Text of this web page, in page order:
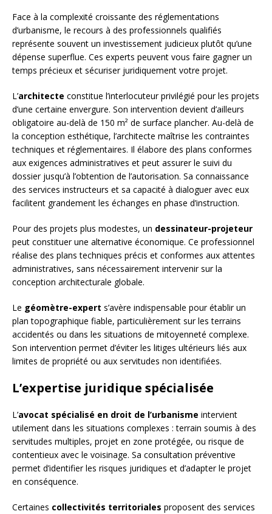
Face à la complexité croissante des réglementations
d’urbanisme, le recours à des professionnels qualifiés
représente souvent un investissement judicieux plutôt qu’une
dépense superflue. Ces experts peuvent vous faire gagner un
temps précieux et sécuriser juridiquement votre projet.
L’architecte constitue l’interlocuteur privilégié pour les projets
d’une certaine envergure. Son intervention devient d’ailleurs
obligatoire au-delà de 150 m² de surface plancher. Au-delà de
la conception esthétique, l’architecte maîtrise les contraintes
techniques et réglementaires. Il élabore des plans conformes
aux exigences administratives et peut assurer le suivi du
dossier jusqu’à l’obtention de l’autorisation. Sa connaissance
des services instructeurs et sa capacité à dialoguer avec eux
facilitent grandement les échanges en phase d’instruction.
Pour des projets plus modestes, un dessinateur-projeteur
peut constituer une alternative économique. Ce professionnel
réalise des plans techniques précis et conformes aux attentes
administratives, sans nécessairement intervenir sur la
conception architecturale globale.
Le géomètre-expert s’avère indispensable pour établir un
plan topographique fiable, particulièrement sur les terrains
accidentés ou dans les situations de mitoyenneté complexe.
Son intervention permet d’éviter les litiges ultérieurs liés aux
limites de propriété ou aux servitudes non identifiées.
L’expertise juridique spécialisée
L’avocat spécialisé en droit de l’urbanisme intervient
utilement dans les situations complexes : terrain soumis à des
servitudes multiples, projet en zone protégée, ou risque de
contentieux avec le voisinage. Sa consultation préventive
permet d’identifier les risques juridiques et d’adapter le projet
en conséquence.
Certaines collectivités territoriales proposent des services